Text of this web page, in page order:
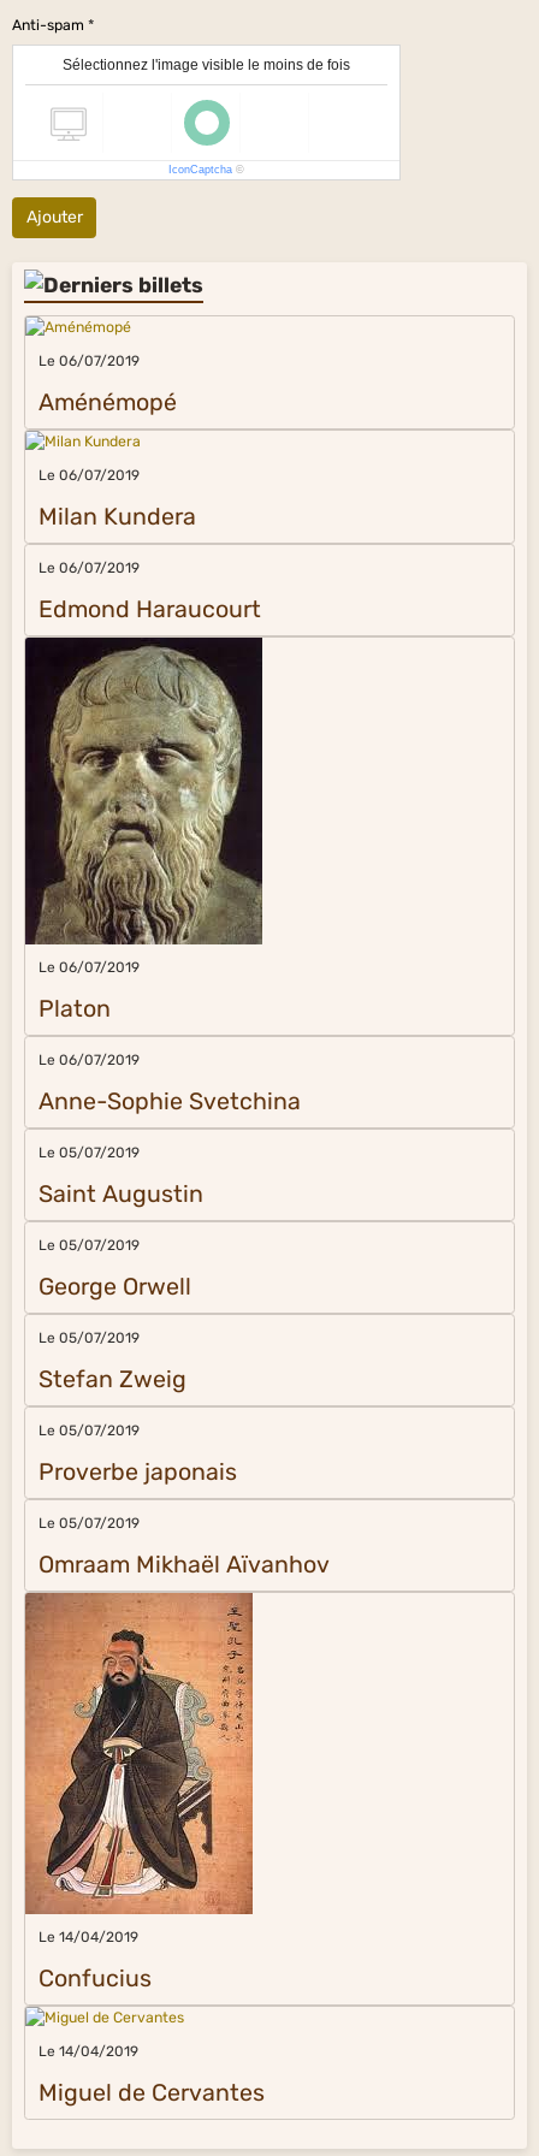
Anti-spam
Sélectionnez l'image visible le moins de fois
IconCaptcha ©
Ajouter
Le 06/07/2019
Aménémopé
Le 06/07/2019
Milan Kundera
Le 06/07/2019
Edmond Haraucourt
Le 06/07/2019
Platon
Le 06/07/2019
Anne-Sophie Svetchina
Le 05/07/2019
Saint Augustin
Le 05/07/2019
George Orwell
Le 05/07/2019
Stefan Zweig
Le 05/07/2019
Proverbe japonais
Le 05/07/2019
Omraam Mikhaël Aïvanhov
Le 14/04/2019
Confucius
Le 14/04/2019
Miguel de Cervantes